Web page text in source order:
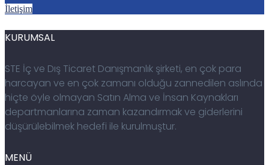
İletişim
KURUMSAL
STE İç ve Dış Ticaret Danışmanlık şirketi, en çok para
harcayan ve en çok zamanı olduğu zannedilen aslında
hiçte öyle olmayan Satın Alma ve İnsan Kaynakları
departmanlarına zaman kazandırmak ve giderlerini
düşürülebilmek hedefi ile kurulmuştur.
MENÜ